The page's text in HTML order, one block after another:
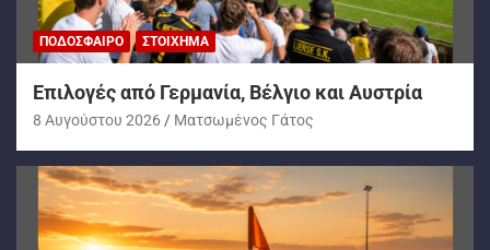
ΠΟΔΌΣΦΑΙΡΟ ΣΤΟΊΧΗΜΑ
Επιλογές από Γερμανία, Βέλγιο και Αυστρία
8 Αυγούστου 2026 Ματσωμένος Γάτος